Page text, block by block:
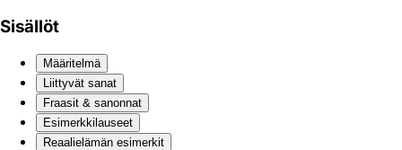
Sisällöt
Määritelmä
Liittyvät sanat
Fraasit & sanonnat
Esimerkkilauseet
Reaali­elämän esimerkit